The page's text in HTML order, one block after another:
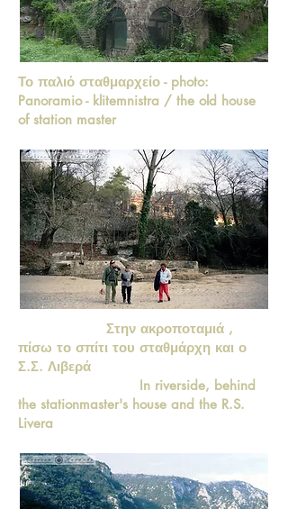
Το παλιό σταθμαρχείο - photo:
Panoramio - klitemnistra / the old house
of station master
Στην ακροποταμιά ,
πίσω το σπίτι του σταθμάρχη και ο
Σ.Σ. Λιβερά
In riverside, behind
the stationmaster's house and the R.S.
Livera